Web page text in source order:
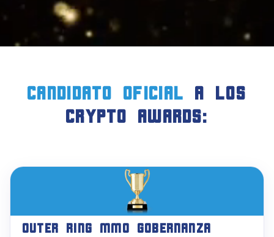
candidato oficial a LOS
crypto AWARDS:
Outer Ring MMO Gobernanza